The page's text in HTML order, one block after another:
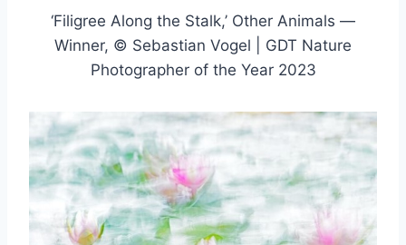
‘Filigree Along the Stalk,’ Other Animals —
Winner, © Sebastian Vogel | GDT Nature
Photographer of the Year 2023